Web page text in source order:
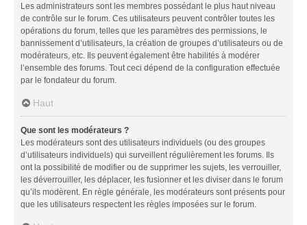
Les administrateurs sont les membres possédant le plus haut niveau
de contrôle sur le forum. Ces utilisateurs peuvent contrôler toutes les
opérations du forum, telles que les paramètres des permissions, le
bannissement d’utilisateurs, la création de groupes d’utilisateurs ou de
modérateurs, etc. Ils peuvent également être habilités à modérer
l’ensemble des forums. Tout ceci dépend de la configuration effectuée
par le fondateur du forum.
Haut
Que sont les modérateurs ?
Les modérateurs sont des utilisateurs individuels (ou des groupes
d’utilisateurs individuels) qui surveillent régulièrement les forums. Ils
ont la possibilité de modifier ou de supprimer les sujets, les verrouiller,
les déverrouiller, les déplacer, les fusionner et les diviser dans le forum
qu’ils modèrent. En règle générale, les modérateurs sont présents pour
que les utilisateurs respectent les règles imposées sur le forum.